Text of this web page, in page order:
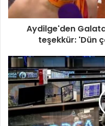
Aydilge'den
teşekkür: 'Dün